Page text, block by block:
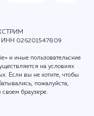
ИНН 026201547809
и иные пользовательские
на условиях
. Если вы не хотите, чтобы
пожалуйста,
своем браузере.